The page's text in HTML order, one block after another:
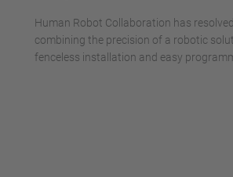
Human Robot Collaboration has
combining the precision of a robotic
fenceless installation and easy